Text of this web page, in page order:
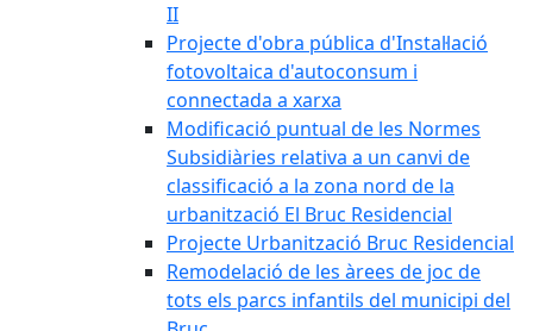
II
Projecte d'obra pública d'Instal·lació
fotovoltaica d'autoconsum i
connectada a xarxa
Modificació puntual de les Normes
Subsidiàries relativa a un canvi de
classificació a la zona nord de la
urbanització El Bruc Residencial
Projecte Urbanització Bruc Residencial
Remodelació de les àrees de joc de
tots els parcs infantils del municipi del